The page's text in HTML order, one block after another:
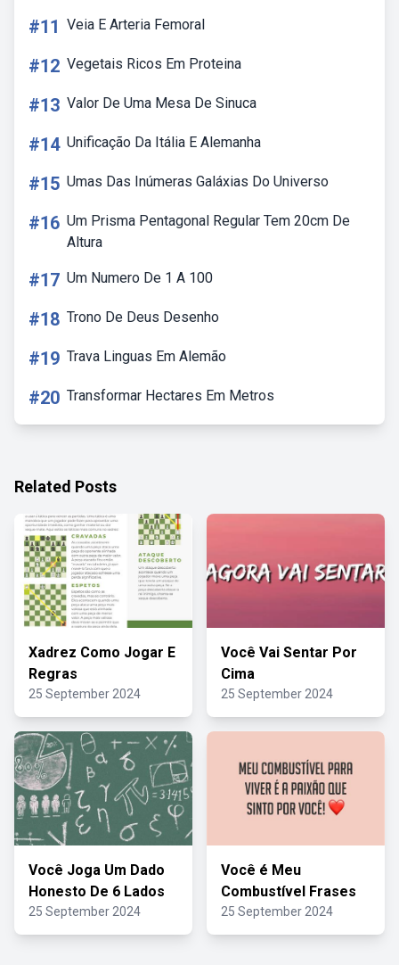
#11 Veia E Arteria Femoral
#12 Vegetais Ricos Em Proteina
#13 Valor De Uma Mesa De Sinuca
#14 Unificação Da Itália E Alemanha
#15 Umas Das Inúmeras Galáxias Do Universo
#16 Um Prisma Pentagonal Regular Tem 20cm De
Altura
#17 Um Numero De 1 A 100
#18 Trono De Deus Desenho
#19 Trava Linguas Em Alemão
#20 Transformar Hectares Em Metros
Related Posts
Xadrez Como Jogar E
Regras
25 September 2024
Você Vai Sentar Por
Cima
25 September 2024
Você Joga Um Dado
Honesto De 6 Lados
25 September 2024
Você é Meu
Combustível Frases
25 September 2024